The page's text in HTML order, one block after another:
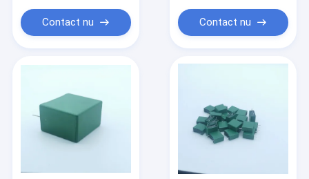
Over ons
Contacteer ons
Contact nu Contact nu